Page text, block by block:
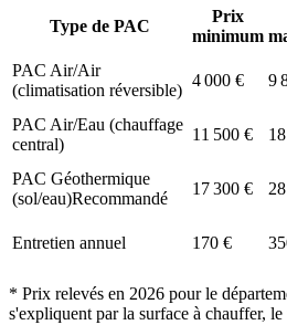
Type de PAC
Prix
minimum
PAC Air/Air
(climatisation réversible)
4 000 € 9
PAC Air/Eau (chauffage
central)
11 500 €
PAC Géothermique
(sol/eau)Recommandé
17 300 €
Entretien annuel
170 €
* Prix relevés en 2026 pour le
s'expliquent par la surface à chauffer,